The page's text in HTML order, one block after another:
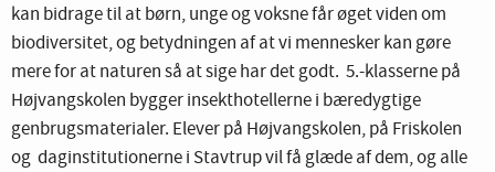
kan bidrage til at børn, unge og voksne får øget viden om
biodiversitet, og betydningen af at vi mennesker kan gøre
mere for at naturen så at sige har det godt. 5.-klasserne på
Højvangskolen bygger insekthotellerne i bæredygtige
genbrugsmaterialer. Elever på Højvangskolen, på Friskolen
og daginstitutionerne i Stavtrup vil få glæde af dem, og alle